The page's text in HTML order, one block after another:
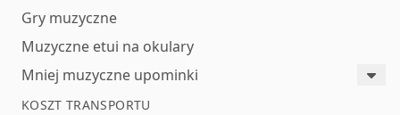
Gry muzyczne
Muzyczne etui na okulary
Mniej muzyczne upominki
KOSZT TRANSPORTU